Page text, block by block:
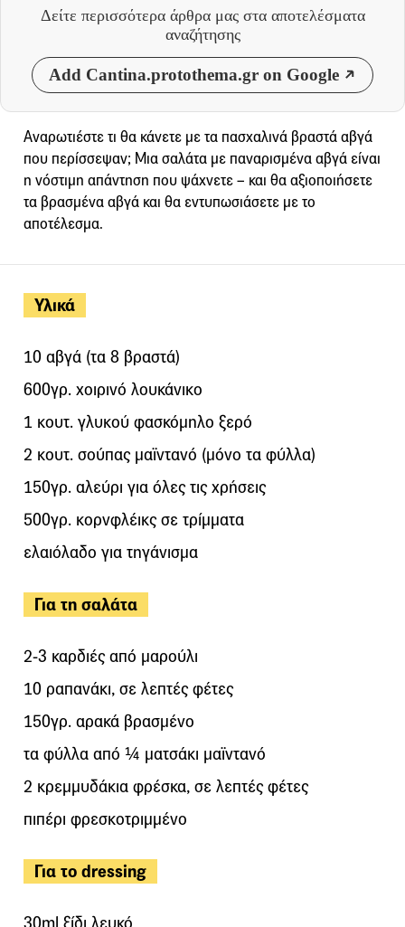
Δείτε περισσότερα άρθρα μας στα αποτελέσματα
αναζήτησης
Add Cantina.protothema.gr on Google
Υλικά
10 αβγά (τα 8 βραστά)
600γρ. χοιρινό λουκάνικο
1 κουτ. γλυκού φασκόμηλο ξερό
2 κουτ. σούπας μαϊντανό (μόνο τα φύλλα)
150γρ. αλεύρι για όλες τις χρήσεις
500γρ. κορνφλέικς σε τρίμματα
ελαιόλαδο για τηγάνισμα
Για τη σαλάτα
2-3 καρδιές από μαρούλι
10 ραπανάκι, σε λεπτές φέτες
150γρ. αρακά βρασμένο
τα φύλλα από ¼ ματσάκι μαϊντανό
2 κρεμμυδάκια φρέσκα, σε λεπτές φέτες
πιπέρι φρεσκοτριμμένο
Για το dressing
Αναρωτιέστε τι θα κάνετε με τα πασχαλινά βραστά αβγά
που περίσσεψαν; Μια σαλάτα με παναρισμένα αβγά είναι
η νόστιμη απάντηση που ψάχνετε – και θα αξιοποιήσετε
τα βρασμένα αβγά και θα εντυπωσιάσετε με το
αποτέλεσμα.